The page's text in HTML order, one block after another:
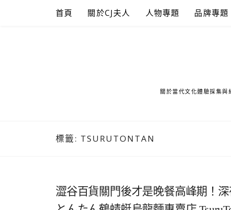
首頁 關於CJ夫人 人物專題 品牌專題
關於當代文化體驗採集與
標籤: TSURUTONTAN
澀谷百貨關門後才是晚餐高峰期！